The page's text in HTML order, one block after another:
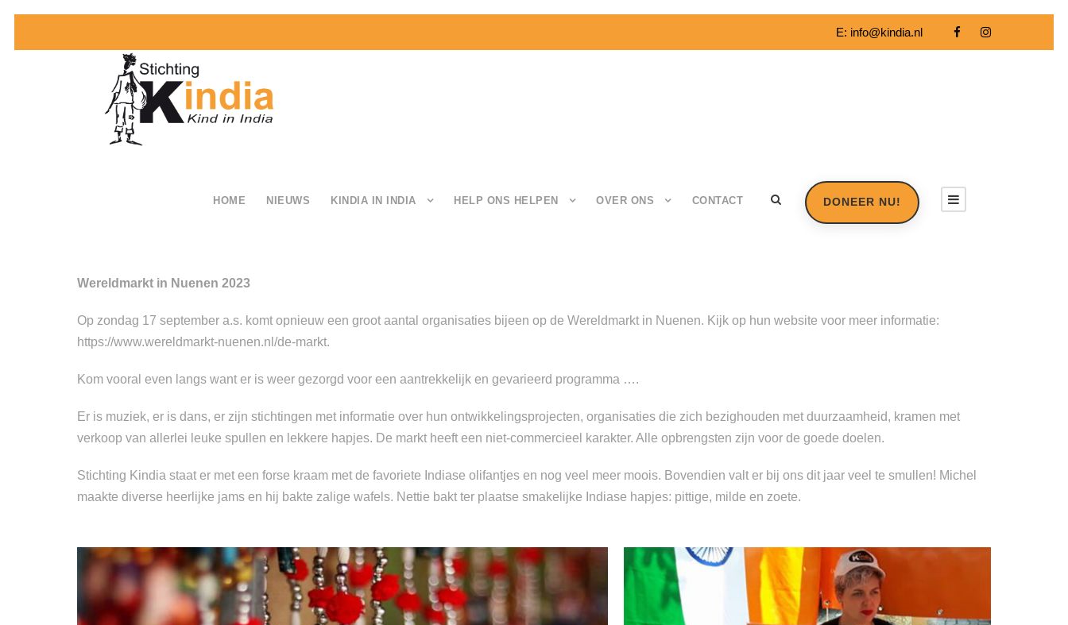
E: info@kindia.nl
HOME NIEUWS KINDIA IN INDIA HELP ONS HELPEN OVER ONS CONTACT DONEER NU!
Wereldmarkt in Nuenen 2023
Op zondag 17 september a.s. komt opnieuw een groot aantal organisaties bijeen op de Wereldmarkt in Nuenen. Kijk op hun website voor meer informatie:
https://www.wereldmarkt-nuenen.nl/de-markt.
Kom vooral even langs want er is weer gezorgd voor een aantrekkelijk en gevarieerd programma ….
Er is muziek, er is dans, er zijn stichtingen met informatie over hun ontwikkelingsprojecten, organisaties die zich bezighouden met duurzaamheid, kramen met
verkoop van allerlei leuke spullen en lekkere hapjes. De markt heeft een niet-commercieel karakter. Alle opbrengsten zijn voor de goede doelen.
Stichting Kindia staat er met een forse kraam met de favoriete Indiase olifantjes en nog veel meer moois. Bovendien valt er bij ons dit jaar veel te smullen! Michel
maakte diverse heerlijke jams en hij bakte zalige wafels. Nettie bakt ter plaatse smakelijke Indiase hapjes: pittige, milde en zoete.